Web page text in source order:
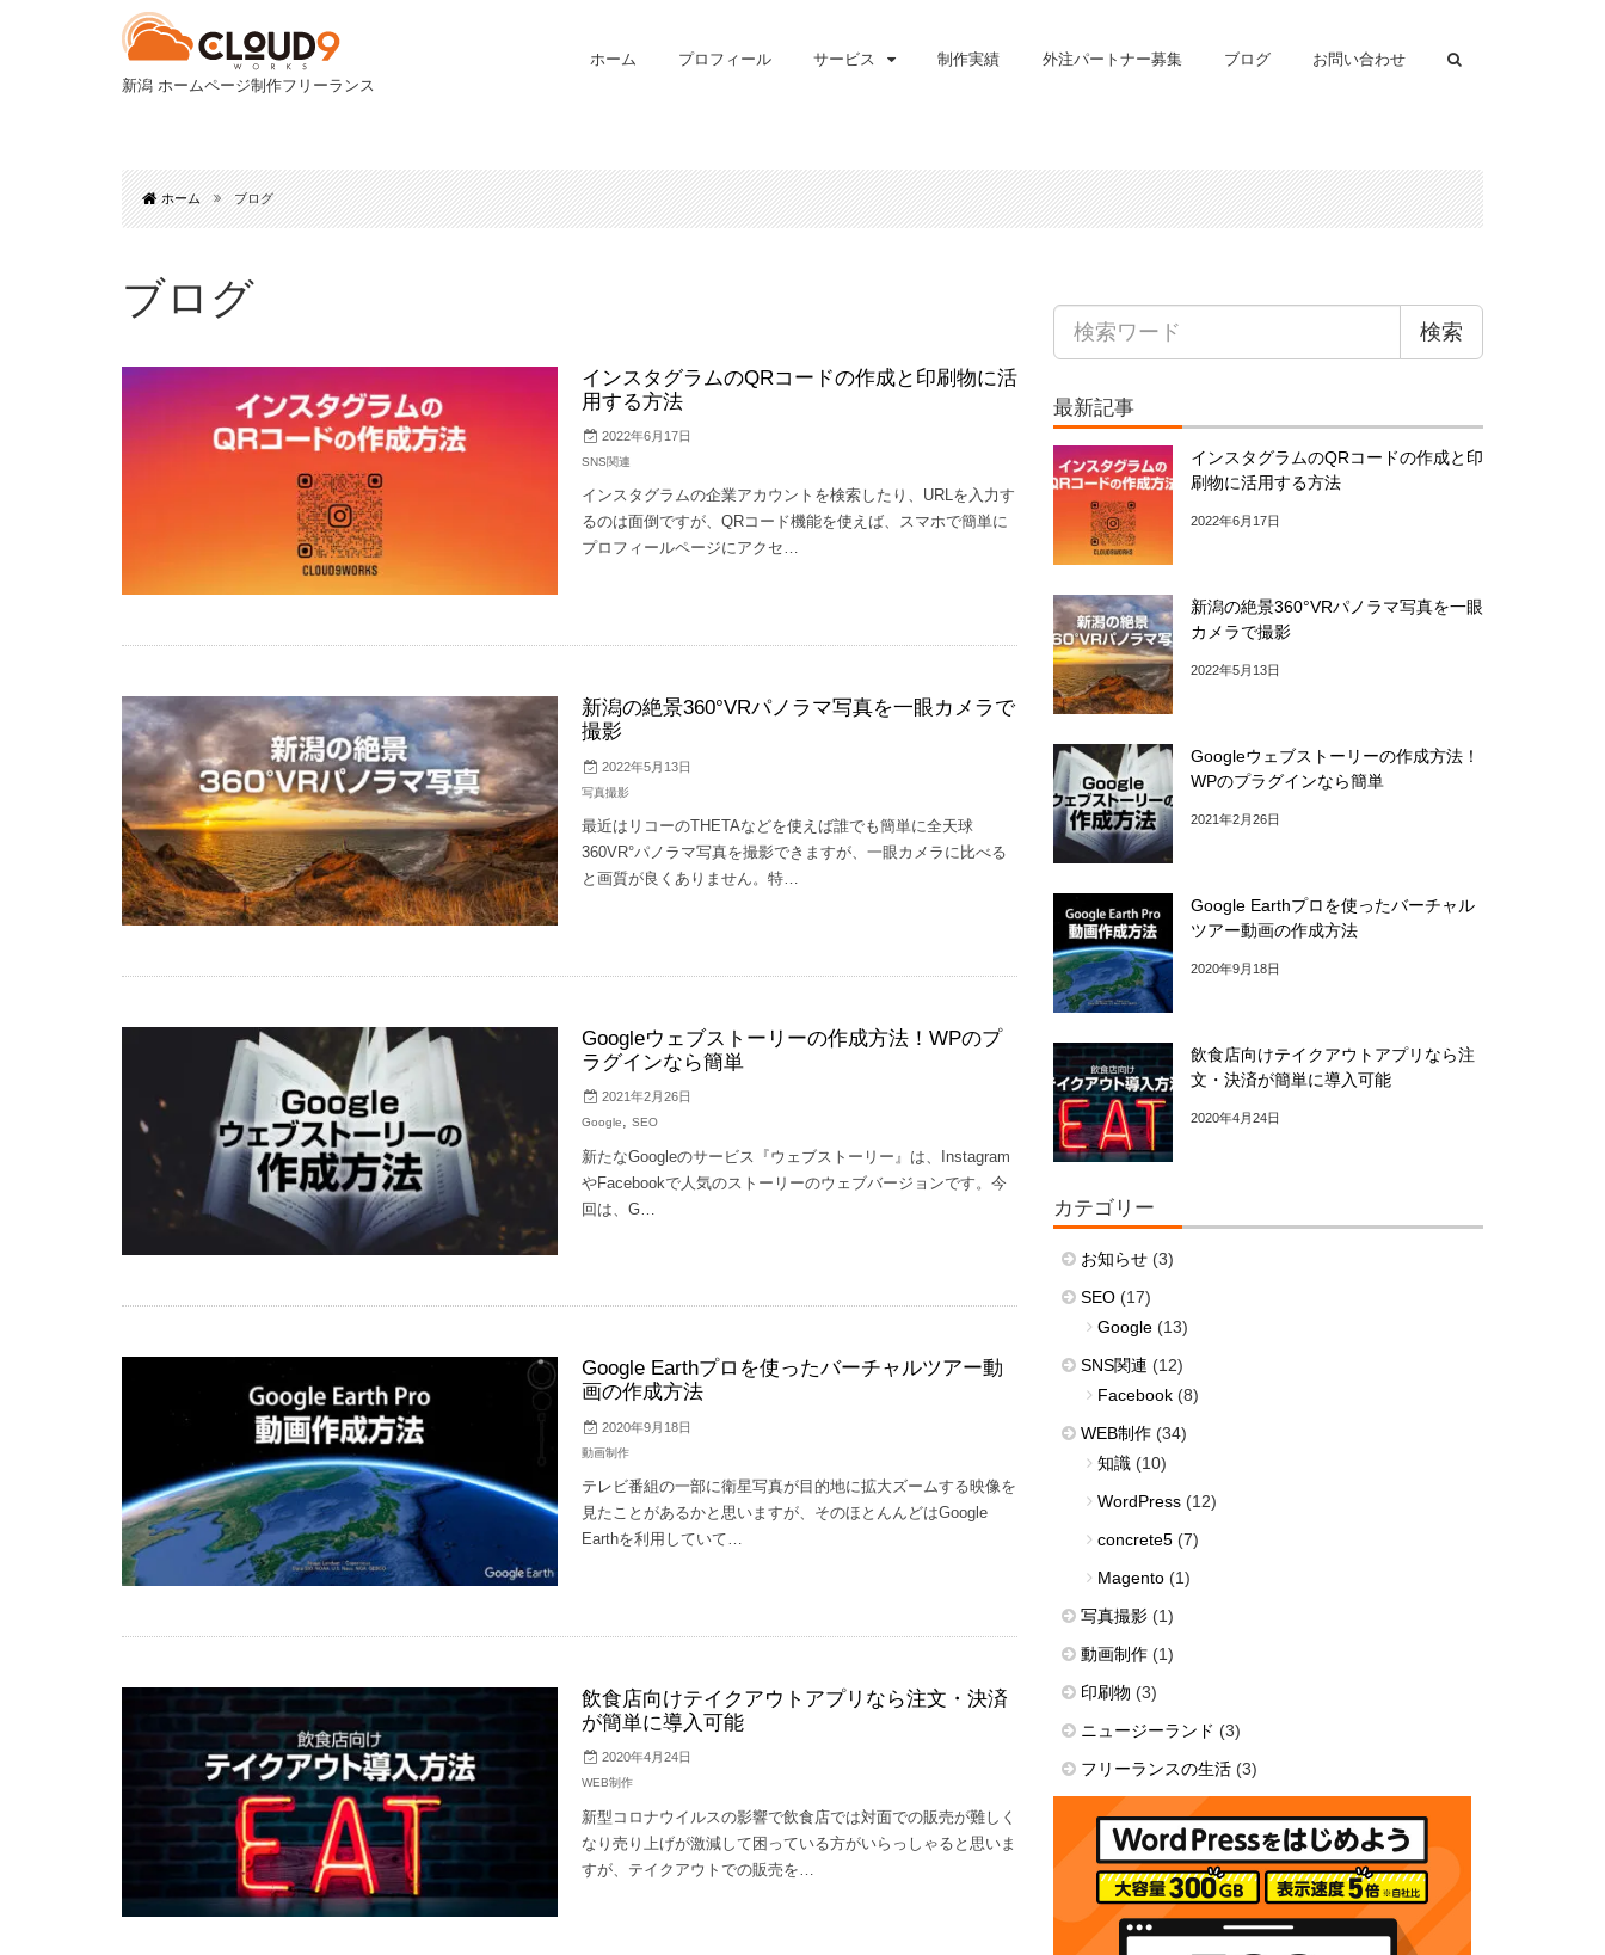
新潟 ホームページ制作フリーランス
ホーム プロフィール サービス 制作実績 外注パートナー募集 ブログ お問い合わせ
ホーム ブログ
ブログ
インスタグラムのQRコードの作成と印刷物に活
用する方法
2022年6月17日
SNS関連
インスタグラムの企業アカウントを検索したり、URLを入力す
るのは面倒ですが、QRコード機能を使えば、スマホで簡単に
プロフィールページにアクセ…
新潟の絶景360°VRパノラマ写真を一眼カメラで
撮影
2022年5月13日
写真撮影
最近はリコーのTHETAなどを使えば誰でも簡単に全天球
360VR°パノラマ写真を撮影できますが、一眼カメラに比べる
と画質が良くありません。特…
Googleウェブストーリーの作成方法！WPのプ
ラグインなら簡単
2021年2月26日
Google, SEO
新たなGoogleのサービス『ウェブストーリー』は、Instagram
やFacebookで人気のストーリーのウェブバージョンです。今
回は、G…
Google Earthプロを使ったバーチャルツアー動
画の作成方法
2020年9月18日
動画制作
テレビ番組の一部に衛星写真が目的地に拡大ズームする映像を
見たことがあるかと思いますが、そのほとんんどはGoogle
Earthを利用していて…
飲食店向けテイクアウトアプリなら注文・決済
が簡単に導入可能
2020年4月24日
WEB制作
新型コロナウイルスの影響で飲食店では対面での販売が難しく
なり売り上げが激減して困っている方がいらっしゃると思いま
すが、テイクアウトでの販売を…
検索
最新記事
インスタグラムのQRコードの作成と印
刷物に活用する方法
2022年6月17日
新潟の絶景360°VRパノラマ写真を一眼
カメラで撮影
2022年5月13日
Googleウェブストーリーの作成方法！
WPのプラグインなら簡単
2021年2月26日
Google Earthプロを使ったバーチャル
ツアー動画の作成方法
2020年9月18日
飲食店向けテイクアウトアプリなら注
文・決済が簡単に導入可能
2020年4月24日
カテゴリー
お知らせ (3)
SEO (17)
Google (13)
SNS関連 (12)
Facebook (8)
WEB制作 (34)
知識 (10)
WordPress (12)
concrete5 (7)
Magento (1)
写真撮影 (1)
動画制作 (1)
印刷物 (3)
ニュージーランド (3)
フリーランスの生活 (3)